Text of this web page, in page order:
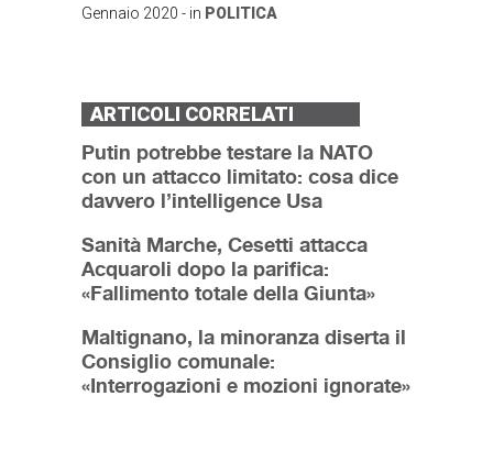
Gennaio 2020 - in POLITICA
ARTICOLI CORRELATI
Putin potrebbe testare la NATO
con un attacco limitato: cosa dice
davvero l’intelligence Usa
Sanità Marche, Cesetti attacca
Acquaroli dopo la parifica:
«Fallimento totale della Giunta»
Maltignano, la minoranza diserta il
Consiglio comunale:
«Interrogazioni e mozioni ignorate»